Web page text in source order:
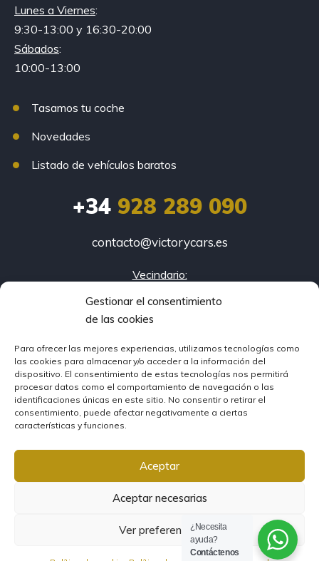
Gestionar el consentimiento
de las cookies
Para ofrecer las mejores experiencias, utilizamos tecnologías como
las cookies para almacenar y/o acceder a la información del
dispositivo. El consentimiento de estas tecnologías nos permitirá
procesar datos como el comportamiento de navegación o las
identificaciones únicas en este sitio. No consentir o retirar el
consentimiento, puede afectar negativamente a ciertas
características y funciones.
Aceptar
Aceptar necesarias
Ver preferencias
Lunes a Viernes:
9:30-13:00 y 16:30-20:00
Sábados:
10:00-13:00
Tasamos tu coche
Novedades
Listado de vehículos baratos
+34928 289 090
contacto@victorycars.es
Vecindario:
Av. de Canarias 362, Vecindario
Carrizal:
© Victory Cars
Condiciones oferta tres meses*·Aviso Legal·Política de
¿Necesita
ayuda?
Contáctenos